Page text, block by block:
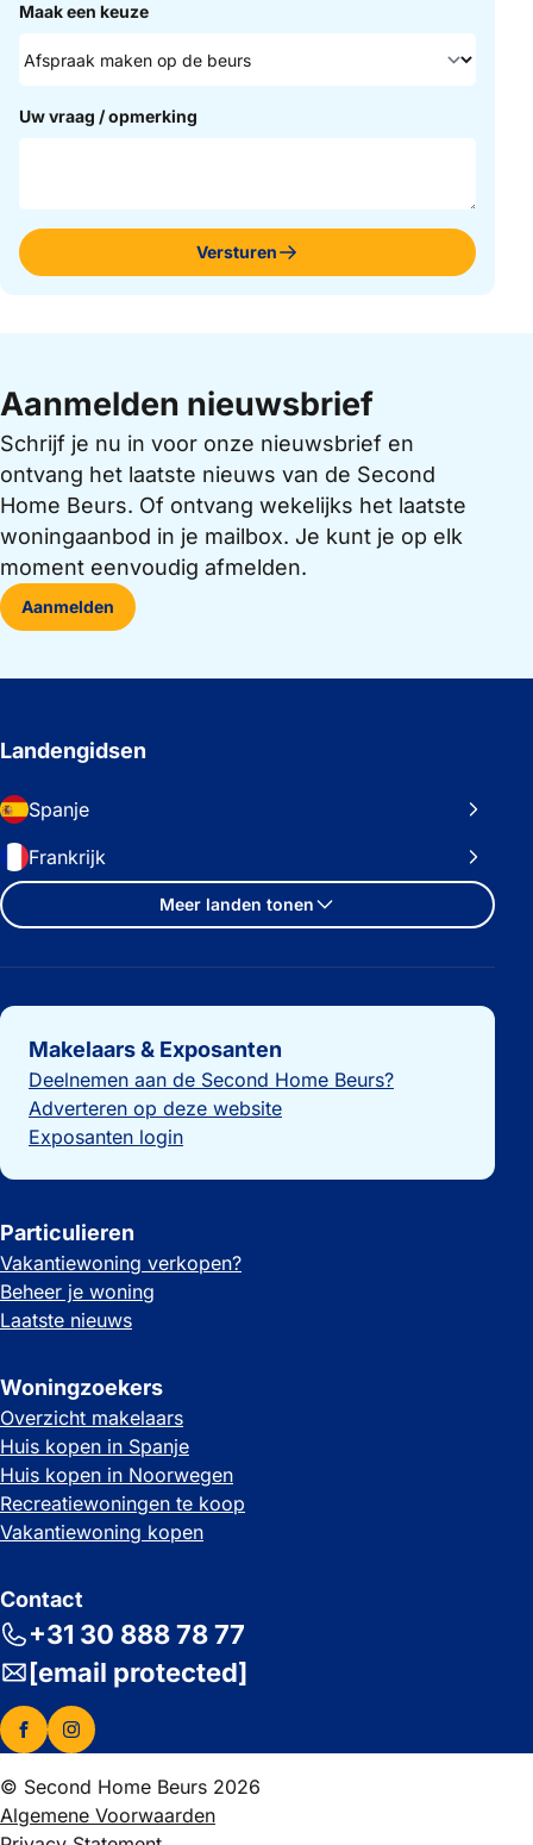
Maak een keuze
Uw vraag / opmerking
Versturen
Aanmelden nieuwsbrief
Schrijf je nu in voor onze nieuwsbrief en
ontvang het laatste nieuws van de Second
Home Beurs. Of ontvang wekelijks het laatste
woningaanbod in je mailbox. Je kunt je op elk
moment eenvoudig afmelden.
Aanmelden
Landengidsen
Spanje
Frankrijk
Meer landen tonen
Belangrijke links
Makelaars & Exposanten
Deelnemen aan de Second Home Beurs?
Adverteren op deze website
Exposanten login
Particulieren
Vakantiewoning verkopen?
Beheer je woning
Laatste nieuws
Woningzoekers
Overzicht makelaars
Huis kopen in Spanje
Huis kopen in Noorwegen
Recreatiewoningen te koop
Vakantiewoning kopen
Contact
+31 30 888 78 77
[email protected]
© Second Home Beurs 2026
Algemene Voorwaarden